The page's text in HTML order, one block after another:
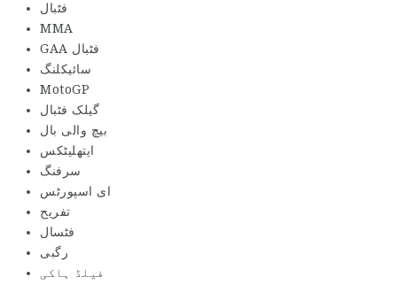
فٹبال
MMA
GAA فٹبال
سائیکلنگ
MotoGP
گیلک فٹبال
بیچ والی بال
ایتھلیٹکس
سرفنگ
ای اسپورٹس
تفریح
فٹسال
رگبی
فیلڈ ہاکی